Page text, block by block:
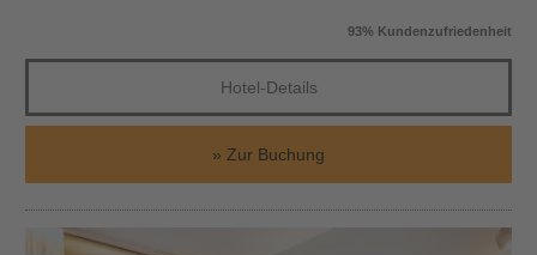
93% Kundenzufriedenheit
Hotel-Details
Zur Buchung